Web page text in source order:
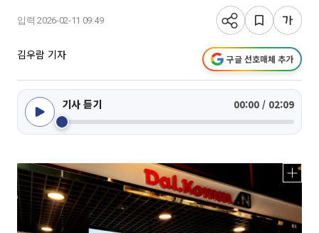
입력 2026-02-11 09:49
김우람 기자 구글 선호매체 추가
기사 듣기 00:00 / 02:09